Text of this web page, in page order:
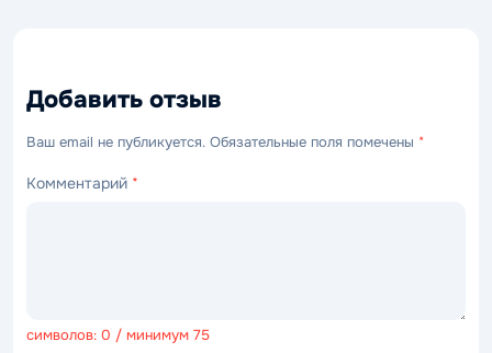
Добавить отзыв
Ваш email не публикуется. Обязательные поля помечены *
Комментарий *
символов: 0 / минимум 75